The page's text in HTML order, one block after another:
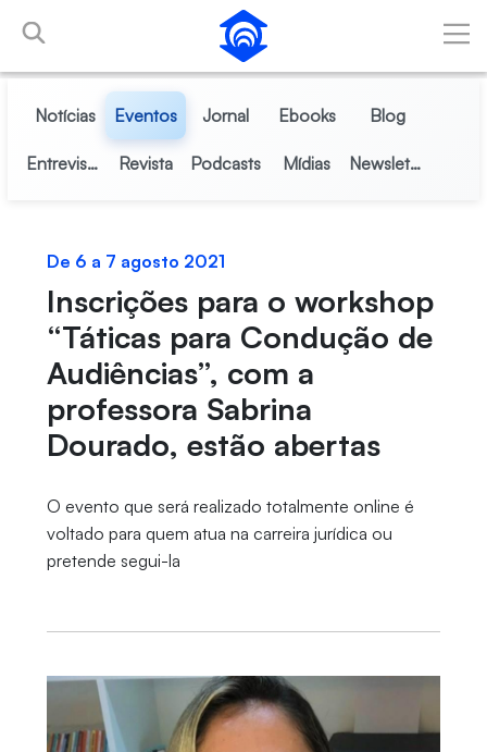
Pular para o Conteúdo principal
Notícias Eventos Jornal Ebooks Blog
Entrevistas Revista Podcasts Mídias Newsletter
De 6 a 7 agosto 2021
Inscrições para o workshop
“Táticas para Condução de
Audiências”, com a
professora Sabrina
Dourado, estão abertas
O evento que será realizado totalmente online é
voltado para quem atua na carreira jurídica ou
pretende segui-la